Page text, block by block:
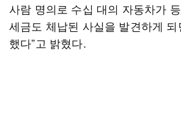
사람 명의로 수십 대의 자동차가
세금도 체납된 사실을 발견하게
했다”고 밝혔다.